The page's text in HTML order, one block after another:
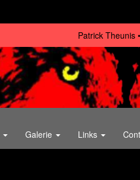
Patrick Theunis
Galerie Links